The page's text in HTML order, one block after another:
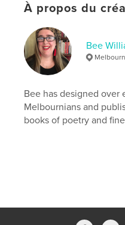
À propos du
Bee
Bee has designed over
Melbournians and
books of poetry and